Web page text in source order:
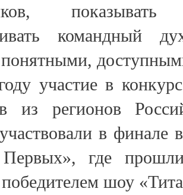
командный
участие в
из регионов
в финале
где
победителем шоу